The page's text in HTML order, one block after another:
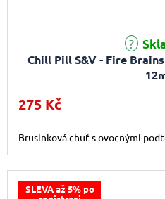
Chill Pill S&V - Fire
275 Kč
Brusinková chuť s ovocnými
SLEVA až 5% po